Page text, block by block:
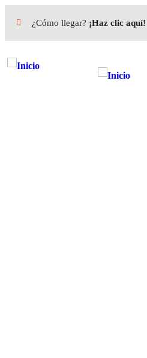
¿Cómo llegar? ¡Haz clic aquí!